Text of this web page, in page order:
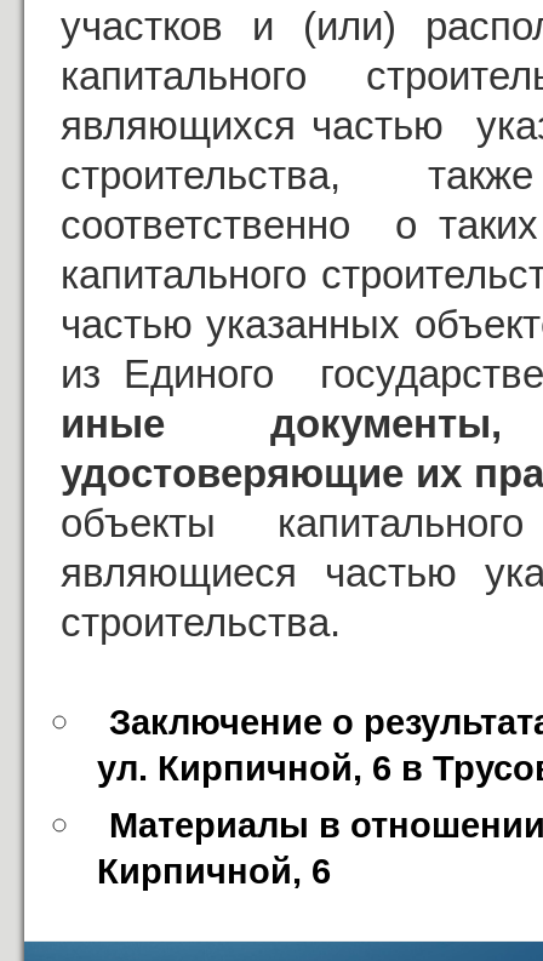
участков и (или)
капитального
являющихся частью
строительства,
соответственно о
капитального
частью указанных
из Единого
иные
удостоверяющие их
объекты
являющиеся частью
строительства.
Заключение о
ул. Кирпичной, 6 в
Материалы в
Кирпичной, 6